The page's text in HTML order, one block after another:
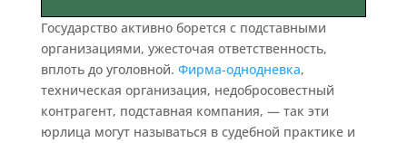
Государство активно борется с подставными
организациями, ужесточая ответственность,
вплоть до уголовной. Фирма-однодневка,
техническая организация, недобросовестный
контрагент, подставная компания, — так эти
юрлица могут называться в судебной практике и